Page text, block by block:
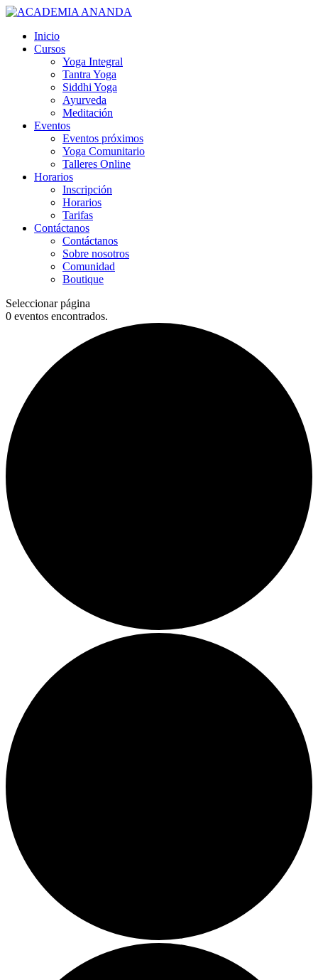
Inicio
Cursos
Yoga Integral
Tantra Yoga
Siddhi Yoga
Ayurveda
Meditación
Eventos
Eventos próximos
Yoga Comunitario
Talleres Online
Horarios
Inscripción
Horarios
Tarifas
Contáctanos
Contáctanos
Sobre nosotros
Comunidad
Boutique
Seleccionar página
0 eventos encontrados.